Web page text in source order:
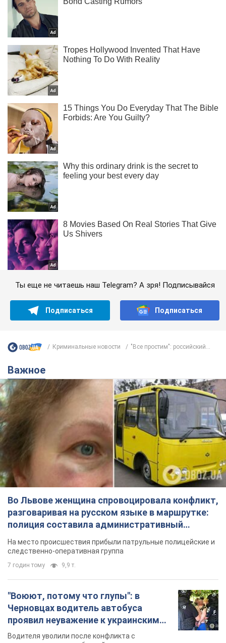
Ты еще не читаешь наш Telegram? А зря! Подписывайся
Подписаться Подписаться
Криминальные новости "Все простим": российский...
Важное
Во Львове женщина спровоцировала конфликт,
разговаривая на русском языке в маршрутке:
полиция составила административный
протокол. Видео
На место происшествия прибыли патрульные полицейские и
следственно-оперативная группа
7 годин тому 9,9 т.
"Воюют, потому что глупы": в
Черновцах водитель автобуса
проявил неуважение к украинским
военным и поплатился за это.
Водителя уволили после конфликта с